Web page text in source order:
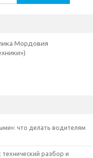
Мордовия
что делать водителям
разбор и